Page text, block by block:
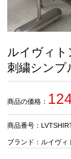
品
お
す
商
品
人
ルイヴィ
刺繍シンプ
商品の価格：
商品番号：
ブランド： ルイヴィ